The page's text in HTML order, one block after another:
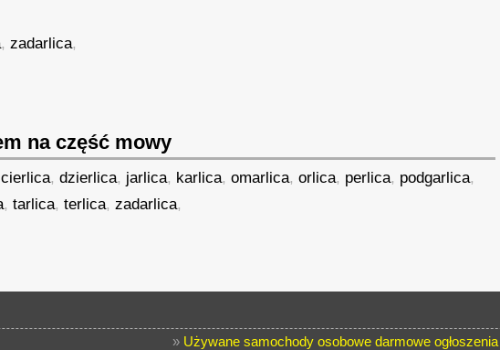
,zadarlica,
na część mowy
cierlica,dzierlica, jarlica, karlica,omarlica,orlica, perlica, podgarlica,
,tarlica,terlica,zadarlica,
» Używane samochody osobowe darmowe